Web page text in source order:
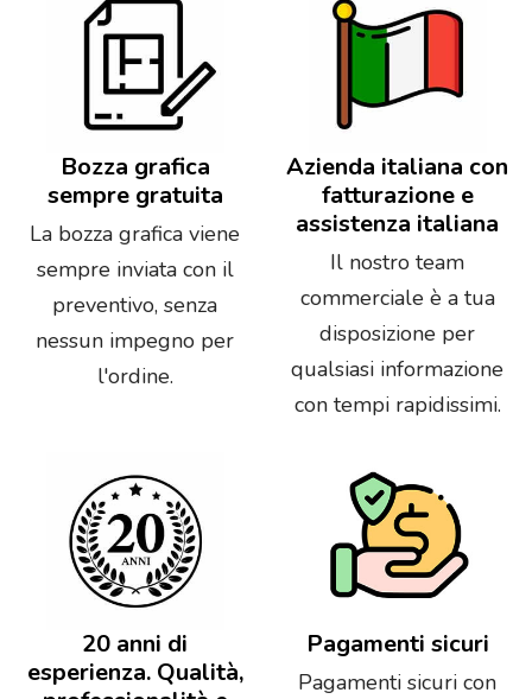
Bozza grafica
sempre gratuita
La bozza grafica viene
sempre inviata con il
preventivo, senza
nessun impegno per
l'ordine.
Azienda italiana con
fatturazione e
assistenza italiana
Il nostro team
commerciale è a tua
disposizione per
qualsiasi informazione
con tempi rapidissimi.
20 anni di
esperienza. Qualità,
Pagamenti sicuri
Pagamenti sicuri con